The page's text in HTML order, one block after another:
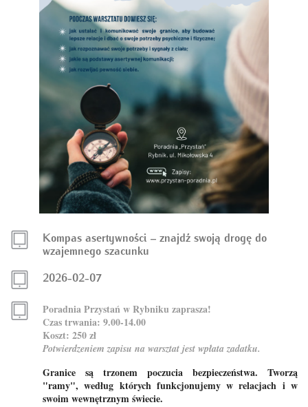
Kompas asertywności – znajdź swoją drogę do
wzajemnego szacunku
2026-02-07
Poradnia Przystań w Rybniku zaprasza!
Czas trwania: 9.00-14.00
Koszt: 250 zł
Potwierdzeniem zapisu na warsztat jest wpłata zadatku.
Granice są trzonem poczucia bezpieczeństwa. Tworzą
"ramy", według których funkcjonujemy w relacjach i w
swoim wewnętrznym świecie.